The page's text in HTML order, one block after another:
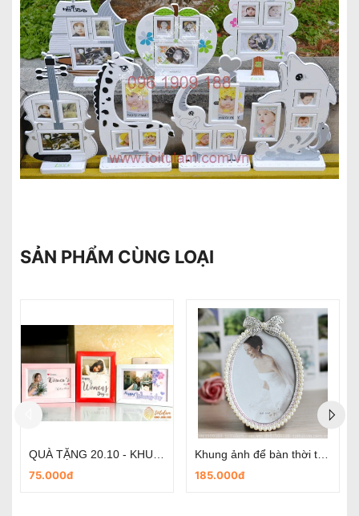
SẢN PHẨM CÙNG LOẠI
Khung ảnh treo tường trái tim
350.000đ
350.000đ